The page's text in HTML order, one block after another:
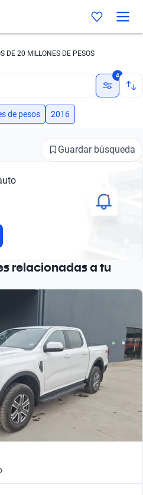
DE 20 MILLONES DE PESOS
4
de pesos 2016
Guardar búsqueda
relacionadas a tu